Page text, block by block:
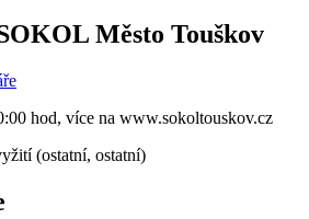
Město Touškov
hod, více na www.sokoltouskov.cz
(ostatní, ostatní)